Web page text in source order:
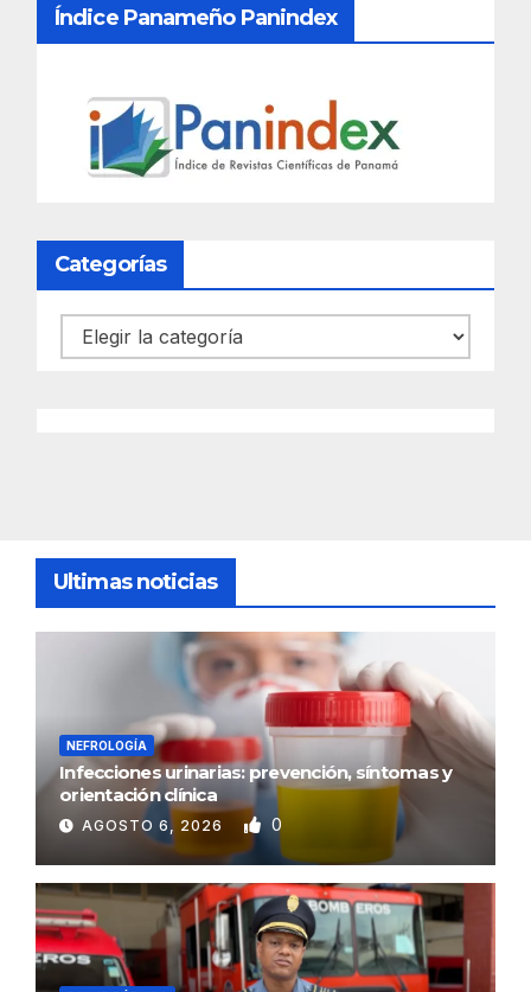
Índice Panameño Panindex
Categorías
Categorías
Ultimas noticias
NEFROLOGÍA
Infecciones urinarias: prevención, síntomas y
orientación clínica
AGOSTO 6, 2026 0